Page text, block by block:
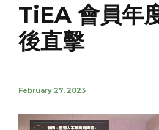
TiEA 會員年
後直擊
February 27, 2023